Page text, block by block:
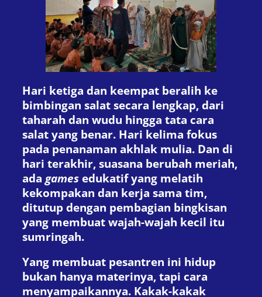
Hari ketiga dan keempat beralih ke
bimbingan salat secara lengkap, dari
taharah dan wudu hingga tata cara
salat yang benar. Hari kelima fokus
pada penanaman akhlak mulia. Dan di
hari terakhir, suasana berubah meriah,
ada games edukatif yang melatih
kekompakan dan kerja sama tim,
ditutup dengan pembagian bingkisan
yang membuat wajah-wajah kecil itu
sumringah.
Yang membuat pesantren ini hidup
bukan hanya materinya, tapi cara
menyampaikannya. Kakak-kakak